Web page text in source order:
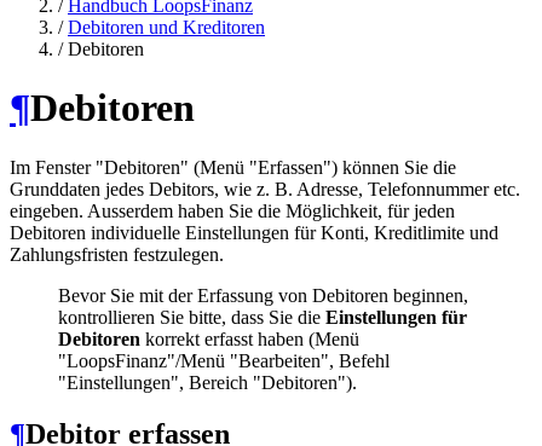
/ Handbuch LoopsFinanz
/ Debitoren und Kreditoren
/ Debitoren
¶Debitoren
Im Fenster "Debitoren" (Menü "Erfassen") können Sie die
Grunddaten jedes Debitors, wie z. B. Adresse, Telefonnummer etc.
eingeben. Ausserdem haben Sie die Möglichkeit, für jeden
Debitoren individuelle Einstellungen für Konti, Kreditlimite und
Zahlungsfristen festzulegen.
Bevor Sie mit der Erfassung von Debitoren beginnen,
kontrollieren Sie bitte, dass Sie die Einstellungen für
Debitoren korrekt erfasst haben (Menü
"LoopsFinanz"/Menü "Bearbeiten", Befehl
"Einstellungen", Bereich "Debitoren").
¶Debitor erfassen